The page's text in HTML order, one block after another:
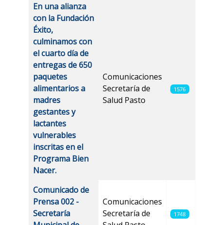
En una alianza
con la Fundación
Éxito,
culminamos con
el cuarto día de
entregas de 650
paquetes
alimentarios a
madres
gestantes y
lactantes
vulnerables
inscritas en el
Programa Bien
Nacer.
Comunicaciones
Secretaría de
Salud Pasto
1576
Comunicado de
Prensa 002 -
Secretaría
Comunicaciones
Secretaría de
1748